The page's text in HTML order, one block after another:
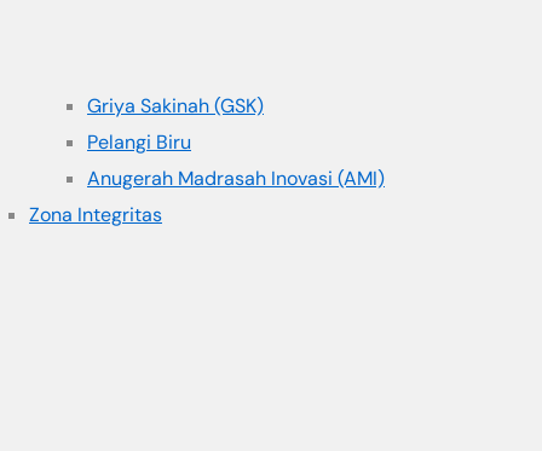
Griya Sakinah (GSK)
Pelangi Biru
Anugerah Madrasah Inovasi (AMI)
Zona Integritas